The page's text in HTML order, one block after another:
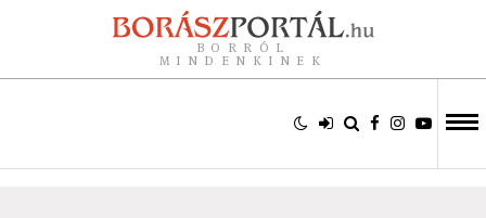
BORRÓL
MINDENKINEK